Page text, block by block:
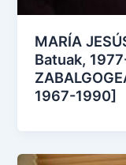
MARÍA
Batuak,
1967-1990]